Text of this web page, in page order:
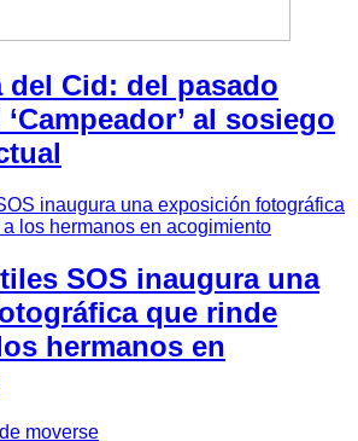
del Cid: del pasado
al sosiego
SOS inaugura una
que rinde
hermanos en